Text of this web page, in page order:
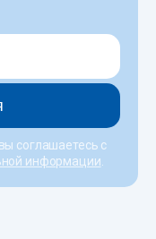
соглашаетесь с
информации